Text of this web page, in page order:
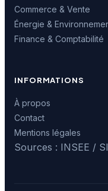
Commerce & Vente
Énergie &
Finance & Comptabilité
INFORMATIONS
À propos
Contact
Mentions légales
Sources : INSEE /